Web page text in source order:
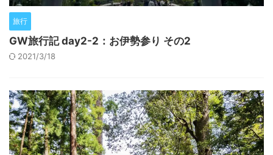
旅行
GW旅行記 day2-2：お伊勢参り その2
2021/3/18